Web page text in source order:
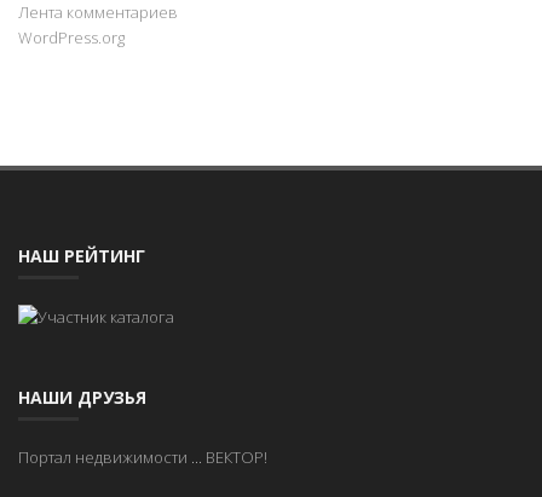
Лента комментариев
WordPress.org
НАШ РЕЙТИНГ
НАШИ ДРУЗЬЯ
Портал недвижимости ... ВЕКТОР!